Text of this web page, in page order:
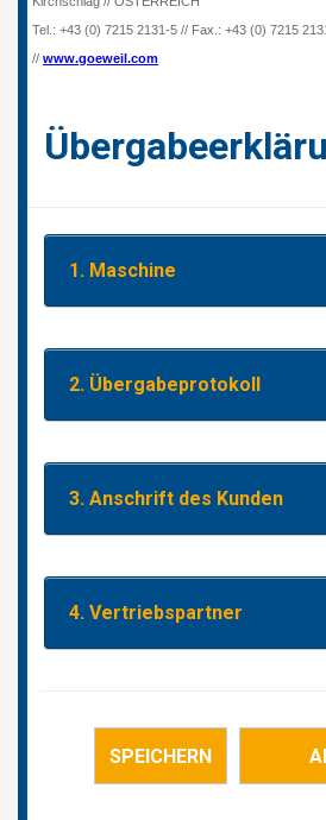
NEDERLANDS
FRANÇAIS
ŠVÝCARSKO
DEUTSCH
FRANÇAIS